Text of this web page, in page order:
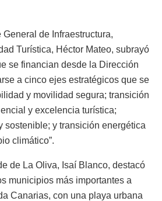
de Infraestructura,
Turística, Héctor Mateo, subrayó
se financian desde la Dirección
a cinco ejes estratégicos que se
y movilidad segura; transición
y excelencia turística;
sostenible; y transición energética
climático”.
de La Oliva, Isaí Blanco, destacó
municipios más importantes a
Canarias, con una playa urbana